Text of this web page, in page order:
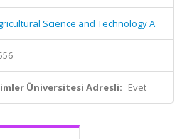
Science and Technology A
Üniversitesi Adresli: Evet